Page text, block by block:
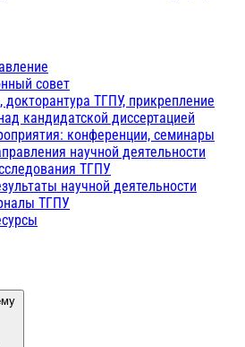
совет
докторантура ТГПУ, прикрепление
кандидатской диссертацией
конференции, семинары
научной деятельности
ТГПУ
научной деятельности
ТГПУ